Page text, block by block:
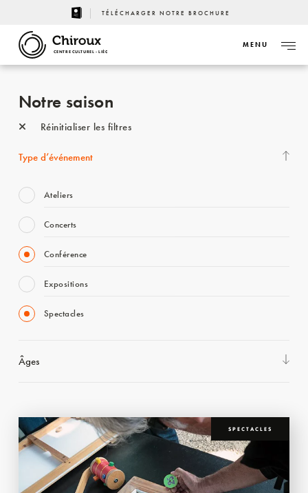
TÉLÉCHARGER NOTRE BROCHURE
CENTRE CULTUREL - LIÈGE
MENU
Notre saison
Réinitialiser les filtres
Type d’événement
Ateliers
Concerts
Conférence
Expositions
Spectacles
Âges
SPECTACLES